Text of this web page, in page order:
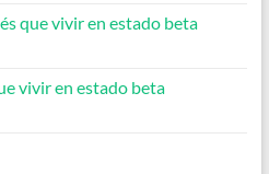
que vivir en estado beta
vivir en estado beta